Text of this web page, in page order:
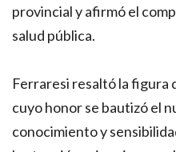
provincial y afirmó el
salud pública.
Ferraresi resaltó la figura
cuyo honor se bautizó el
conocimiento y